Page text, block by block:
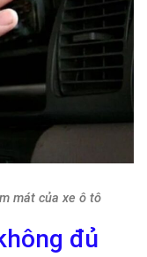
mát của xe ô tô
đủ